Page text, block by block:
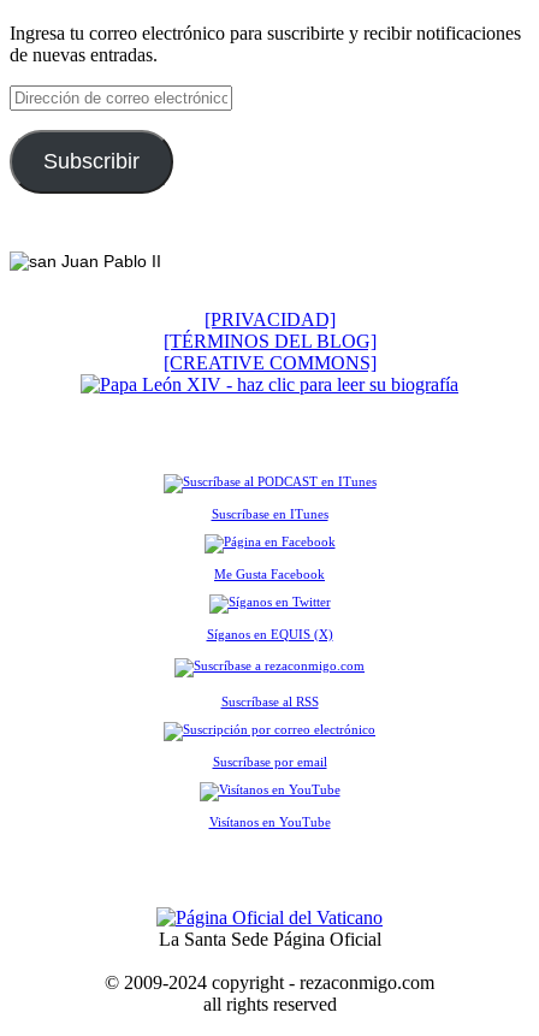
Ingresa tu correo electrónico para suscribirte y recibir notificaciones
de nuevas entradas.
Dirección
de
correo
electrónico
Subscribir
[PRIVACIDAD]
[TÉRMINOS DEL BLOG]
[CREATIVE COMMONS]
Suscríbase en ITunes
Me Gusta Facebook
Síganos en EQUIS (X)
Suscríbase al RSS
Suscríbase por email
Visítanos en YouTube
La Santa Sede Página Oficial
© 2009-2024 copyright - rezaconmigo.com
all rights reserved